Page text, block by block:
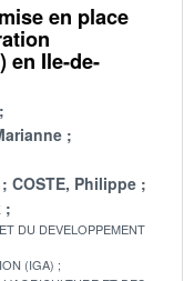
en place
en Ile-de-
COSTE, Philippe
DU DEVELOPPEMENT
(IGA)